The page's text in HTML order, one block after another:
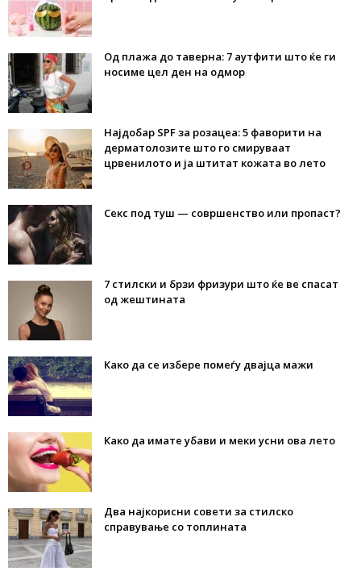
Од плажа до таверна: 7 аутфити што ќе ги
носиме цел ден на одмор
Најдобар SPF за розацеа: 5 фаворити на
дерматолозите што го смируваат
црвенилото и ја штитат кожата во лето
Секс под туш — совршенство или пропаст?
7 стилски и брзи фризури што ќе ве спасат
од жештината
Како да се избере помеѓу двајца мажи
Како да имате убави и меки усни ова лето
Два најкорисни совети за стилско
справување со топлината